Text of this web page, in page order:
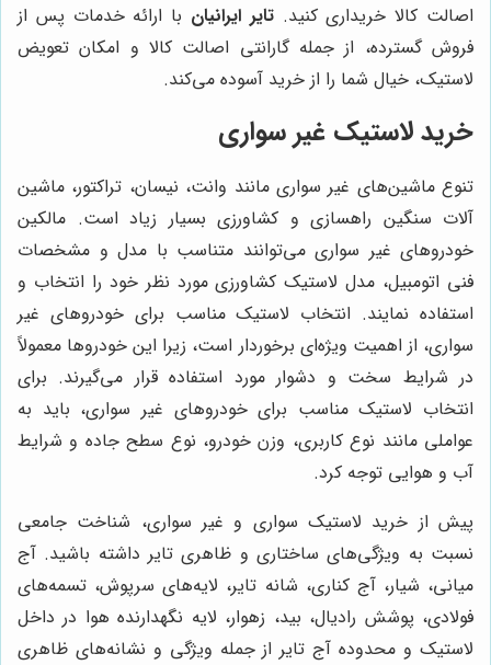
اصالت کالا خریداری کنید.تایر ایرانیان با ارائه خدمات پس از
فروش گسترده، از جمله گارانتی اصالت کالا و امکان تعویض
لاستیک، خیال شما را از خرید آسوده می‌کند.
خرید لاستیک غیر سواری
تنوع ماشین‌های غیر سواری مانند وانت، نیسان، تراکتور، ماشین
آلات سنگین راهسازی و کشاورزی بسیار زیاد است. مالکین
خودروهای غیر سواری می‌توانند متناسب با مدل و مشخصات
فنی اتومبیل، مدل لاستیک کشاورزی مورد نظر خود را انتخاب و
استفاده نمایند. انتخاب لاستیک مناسب برای خودروهای غیر
سواری، از اهمیت ویژه‌ای برخوردار است، زیرا این خودروها معمولاً
در شرایط سخت و دشوار مورد استفاده قرار می‌گیرند. برای
انتخاب لاستیک مناسب برای خودروهای غیر سواری، باید به
عواملی مانند نوع کاربری، وزن خودرو، نوع سطح جاده و شرایط
آب و هوایی توجه کرد.
پیش از خرید لاستیک سواری و غیر سواری، شناخت جامعی
نسبت به ویژگی‌های ساختاری و ظاهری تایر داشته باشید. آج
میانی، شیار، آج کناری، شانه تایر، لایه‌های سرپوش، تسمه‌های
فولادی، پوشش رادیال، بید، زهوار، لایه نگهدارنده هوا در داخل
لاستیک و محدوده آج تایر از جمله ویژگی و نشانه‌های ظاهری